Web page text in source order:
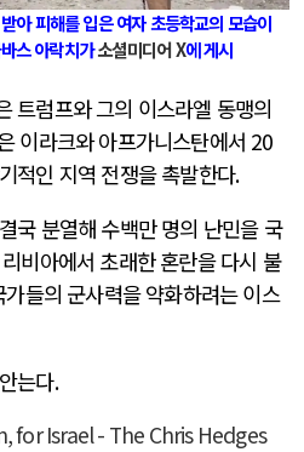
아 피해를 입은 여자 초등학교의 모습이
스 아락치가소셜미디어X에 게시
트럼프와 그의 이스라엘 동맹의
이라크와 아프가니스탄에서 20
적인 지역 전쟁을 촉발한다.
국 분열해 수백만 명의 난민을 국
비아에서 초래한 혼란을 다시 불
들의 군사력을 약화하려는 이스
는다.
for Israel - The Chris Hedges